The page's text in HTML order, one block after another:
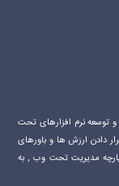
زمینه طراحی و توسعه نرم افزارهای تحت
دادن ارزش ها و باورهای
مدیریت تحت وب , به